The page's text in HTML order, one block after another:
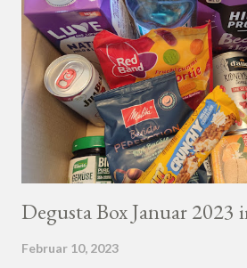
Degusta Box Januar 2023
Februar 10, 2023